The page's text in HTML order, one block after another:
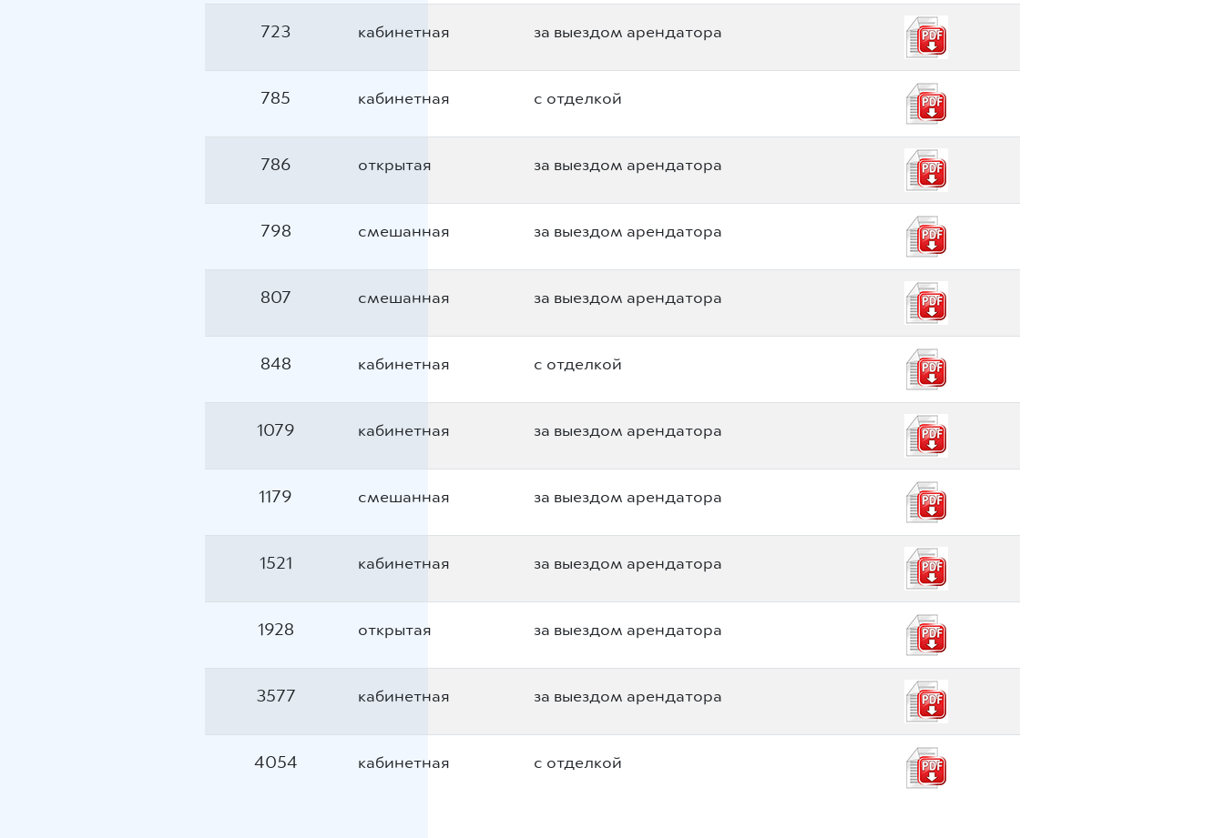
723 кабинетная за выездом арендатора
785 кабинетная с отделкой
786 открытая за выездом арендатора
798 смешанная за выездом арендатора
807 смешанная за выездом арендатора
848 кабинетная с отделкой
1079 кабинетная за выездом арендатора
1179 смешанная за выездом арендатора
1521 кабинетная за выездом арендатора
1928 открытая за выездом арендатора
3577 кабинетная за выездом арендатора
4054 кабинетная с отделкой